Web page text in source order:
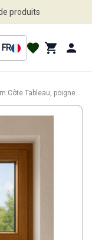
produits
FR
poignee (ref 010220F9)